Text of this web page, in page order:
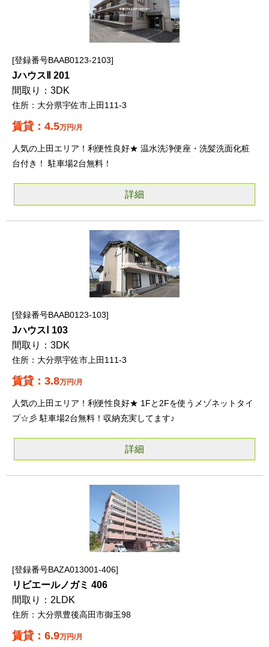
登録番号BAAB0123-2103
JハウスⅡ 201
3DK
大分県宇佐市上田111-3
4.5万円/月
人気の上田エリア！利便性良好★ 温水洗浄便座・洗髪洗面化粧
台付き！ 駐車場2台無料！
詳細
登録番号BAAB0123-103
JハウスⅠ 103
3DK
大分県宇佐市上田111-3
3.8万円/月
人気の上田エリア！利便性良好★ 1Fと2Fを使うメゾネットタイ
プ☆彡 駐車場2台無料！収納充実してます♪
詳細
登録番号BAZA013001-406
リビエールノガミ 406
2LDK
大分県豊後高田市御玉98
6.9万円/月